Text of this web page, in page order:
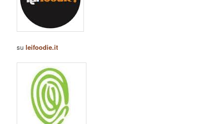
suleifoodie.it